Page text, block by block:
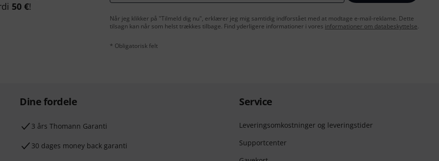
50 €!
Når jeg klikker på "Tilmeld dig nu", erklærer jeg mig samtidig indforstået med at modtage e-mail-reklame. Dette
tilsagn kan når som helst trækkes tilbage. Find yderligere informationer i vores informationer om databeskyttelse.
* Obligatorisk felt
Dine fordele
3 års Thomann Garanti
30 dages money back garanti
Service
Leveringsomkostninger og leveringstider
Supportcenter